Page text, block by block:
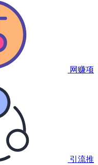
网赚项
引流推